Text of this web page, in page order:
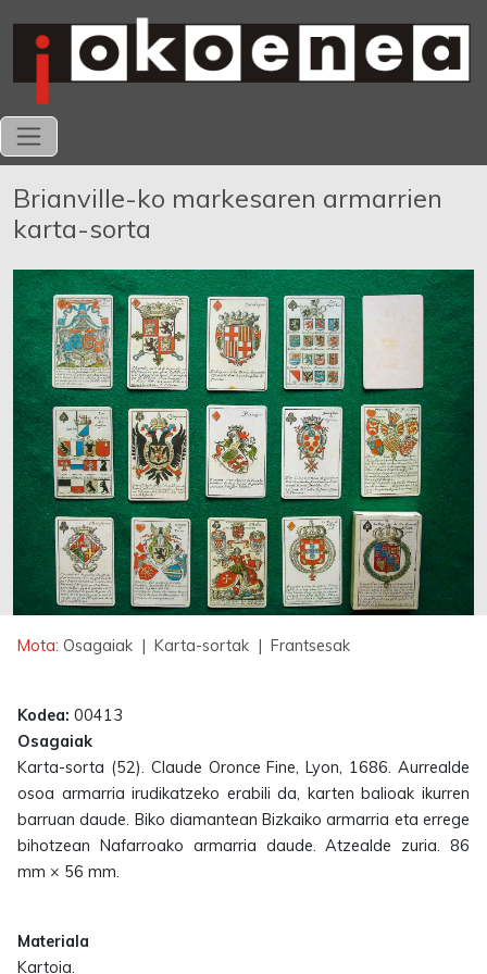
Brianville-ko markesaren armarrien
karta-sorta
Mota: Osagaiak | Karta-sortak | Frantsesak
Kodea: 00413
Osagaiak
Karta-sorta (52). Claude Oronce Fine, Lyon, 1686. Aurrealde
osoa armarria irudikatzeko erabili da, karten balioak ikurren
barruan daude. Biko diamantean Bizkaiko armarria eta errege
bihotzean Nafarroako armarria daude. Atzealde zuria. 86
mm × 56 mm.
Materiala
Kartoia.